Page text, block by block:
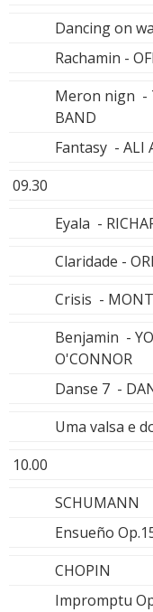
Dancing on
Rachamin -
Meron nign -
BAND
Fantasy - ALI
09.30
Eyala -
Claridade -
Crisis -
Benjamin - YO
O'CONNOR
Danse 7 -
Uma valsa e
10.00
SCHUMANN
Ensueño
CHOPIN
Impromptu